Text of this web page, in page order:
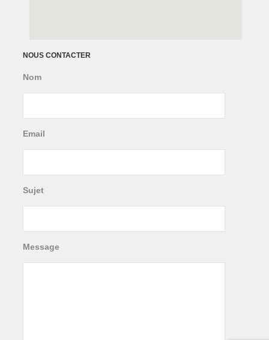
NOUS CONTACTER
Nom
Email
Sujet
Message